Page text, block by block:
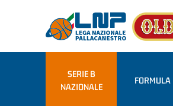
SERIE B
NAZIONALE
FORMULA